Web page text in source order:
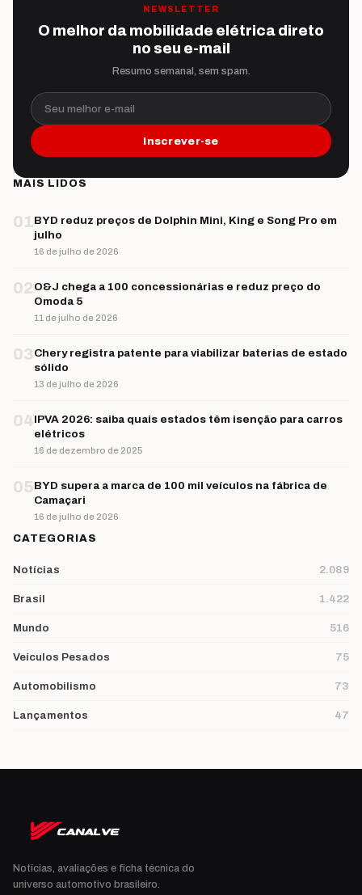
NEWSLETTER
O melhor da mobilidade elétrica direto
no seu e-mail
Resumo semanal, sem spam.
Seu melhor e-mail
Inscrever-se
MAIS LIDOS
01BYD reduz preços de Dolphin Mini, King e Song Pro em
julho
16 de julho de 2026
02 O&J chega a 100 concessionárias e reduz preço do
Omoda 5
11 de julho de 2026
03Chery registra patente para viabilizar baterias de estado
sólido
13 de julho de 2026
04IPVA 2026: saiba quais estados têm isenção para carros
elétricos
16 de dezembro de 2025
05BYD supera a marca de 100 mil veículos na fábrica de
Camaçari
16 de julho de 2026
CATEGORIAS
Notícias 2.089
Brasil 1.422
Mundo 516
Veículos Pesados 75
Automobilismo 73
Lançamentos 47
Notícias, avaliações e ficha técnica do
universo automotivo brasileiro.